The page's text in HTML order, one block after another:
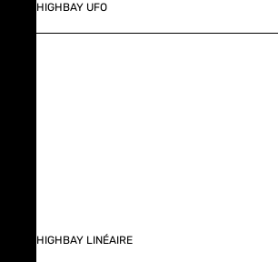
HIGHBAY UFO
HIGHBAY LINÉAIRE